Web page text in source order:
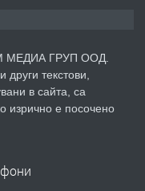
преди 6 дни
в гр. Хасково кв.
МЕДИА ГРУП ООД.
текстови,
в сайта, са
изрично е посочено